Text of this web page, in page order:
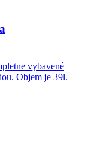
vybavené
Objem je 39l.